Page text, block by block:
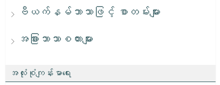
ဗီယက်နမ်ဘာသာဖြင့် စာတမ်းများ
အခြားဘာသာစကားများ
အလုံးစုံကျန်းမာရေး